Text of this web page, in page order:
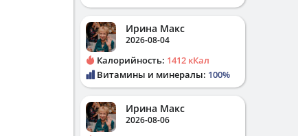
Ирина Макс
2026-08-04
Калорийность: 1412 кКал
Витамины и минералы: 100%
Ирина Макс
2026-08-06